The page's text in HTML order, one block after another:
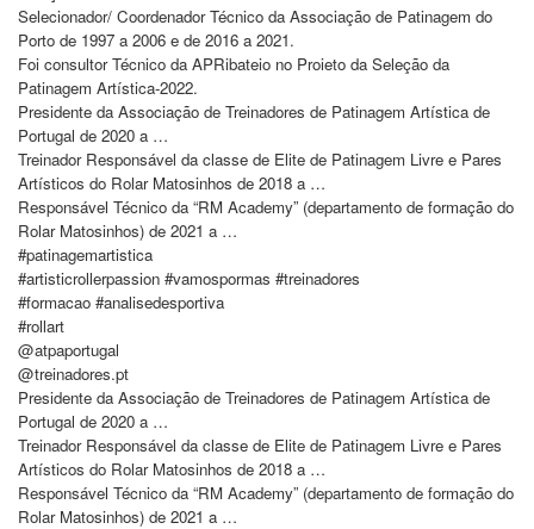
Selecionador/ Coordenador Técnico da Associação de Patinagem do
Porto de 1997 a 2006 e de 2016 a 2021.
Foi consultor Técnico da APRibateio no Proieto da Seleção da
Patinagem Artística-2022.
Presidente da Associação de Treinadores de Patinagem Artística de
Portugal de 2020 a …
Treinador Responsável da classe de Elite de Patinagem Livre e Pares
Artísticos do Rolar Matosinhos de 2018 a …
Responsável Técnico da “RM Academy” (departamento de formação do
Rolar Matosinhos) de 2021 a …
#patinagemartistica
#artisticrollerpassion #vamospormas #treinadores
#formacao #analisedesportiva
#rollart
@atpaportugal
@treinadores.pt
Presidente da Associação de Treinadores de Patinagem Artística de
Portugal de 2020 a …
Treinador Responsável da classe de Elite de Patinagem Livre e Pares
Artísticos do Rolar Matosinhos de 2018 a …
Responsável Técnico da “RM Academy” (departamento de formação do
Rolar Matosinhos) de 2021 a …